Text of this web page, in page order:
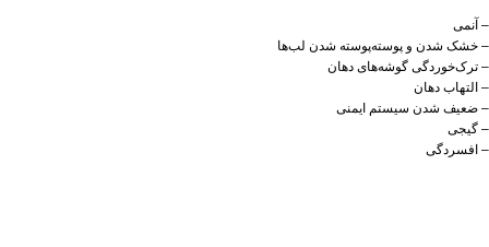
– آنمی
– خشک شدن و پوسته‌پوسته شدن لب‌ها
– ترک‌خوردگی گوشه‌های دهان
– التهاب دهان
– ضعیف شدن سیستم ایمنی
– گیجی
– افسردگی